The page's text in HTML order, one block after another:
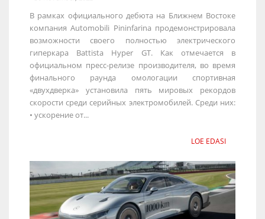
В рамках официального дебюта на Ближнем Востоке
компания Automobili Pininfarina продемонстрировала
возможности своего полностью электрического
гиперкара Battista Hyper GT. Как отмечается в
официальном пресс-релизе производителя, во время
финального раунда омологации спортивная
«двухдверка» установила пять мировых рекордов
скорости среди серийных электромобилей. Среди них:
• ускорение от...
LOE EDASI